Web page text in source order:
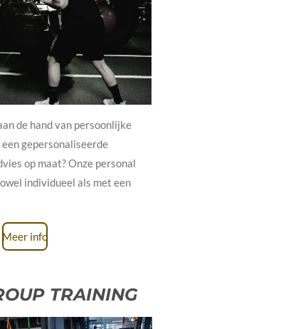
de hand van persoonlijke
gepersonaliseerde
op maat? Onze personal
individueel als met een
Meer info
TRAINING